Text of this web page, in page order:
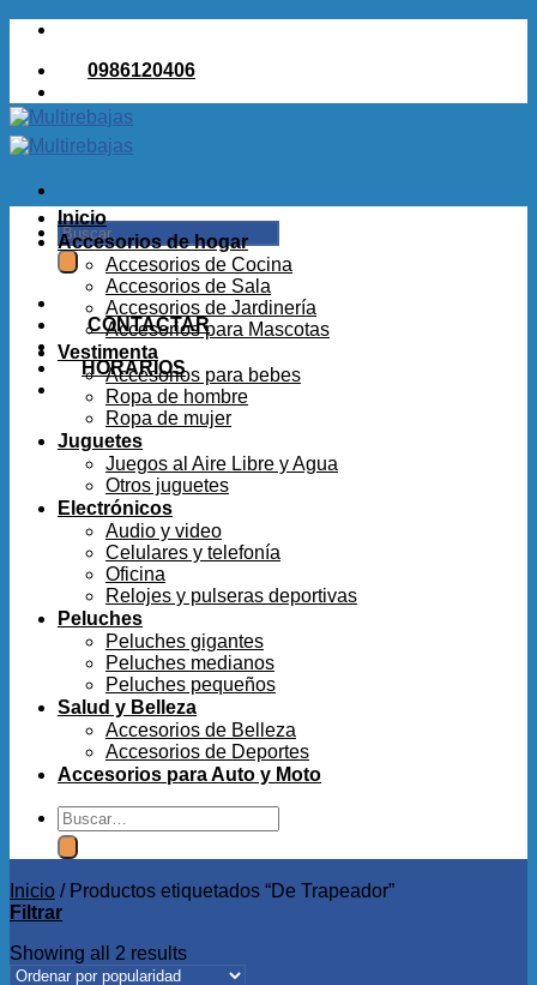
Saltar
contenido0986120406
Buscar
por:
CONTACTAR
HORARIOS
Inicio
Accesorios de hogar
Accesorios de Cocina
Accesorios de Sala
Accesorios de Jardinería
Accesorios para Mascotas
Vestimenta
Accesorios para bebes
Ropa de hombre
Ropa de mujer
Juguetes
Juegos al Aire Libre y Agua
Otros juguetes
Electrónicos
Audio y video
Celulares y telefonía
Oficina
Relojes y pulseras deportivas
Peluches
Peluches gigantes
Peluches medianos
Peluches pequeños
Salud y Belleza
Accesorios de Belleza
Accesorios de Deportes
Accesorios para Auto y Moto
Buscar
por:
Inicio /Productos etiquetados “De Trapeador”
Filtrar
Showing all 2 results